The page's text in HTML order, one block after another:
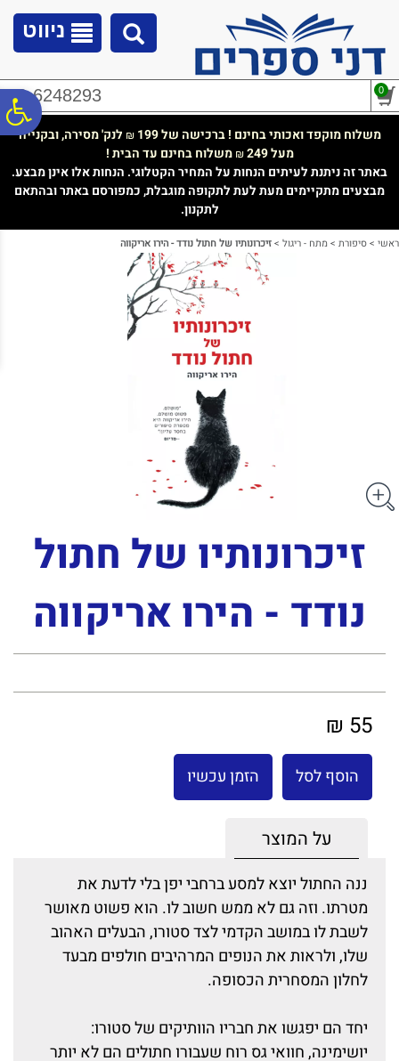
נגישות
ניווט
02-6248293 0
משלוח מוקפד ואכותי בחינם ! ברכישה של 199 ₪ לנק' מסירה, ובקנייה
מעל 249
₪משלוח בחינם עד הבית !
באתר זה ניתנת לעיתים הנחות על המחיר הקטלוגי. הנחות אלו אינן מבצע.
מבצעים מתקיימים מעת לעת לתקופה מוגבלת, כמפורסם באתר ובהתאם
לתקנון.
ראשי >סיפורת >מתח - ריגול >זיכרונותיו של חתול נודד - הירו אריקווה
זיכרונותיו של חתול
נודד - הירו אריקווה
55 ₪
הוסף לסל הזמן עכשיו
על המוצר
ננה החתול יוצא למסע ברחבי יפן בלי לדעת את
מטרתו. וזה גם לא ממש חשוב לו. הוא פשוט מאושר
לשבת לו במושב הקדמי לצד סטורו, הבעלים האהוב
שלו, ולראות את הנופים המרהיבים חולפים מבעד
לחלון המסחרית הכסופה.
יחד הם יפגשו את חבריו הוותיקים של סטורו:
יושימינה, חוואי גס רוח שעבורו חתולים הם לא יותר